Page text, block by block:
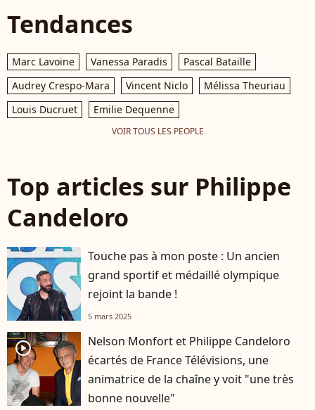
Tendances
Marc Lavoine Vanessa Paradis
Pascal Bataille
Audrey Crespo-Mara
Vincent Niclo
Mélissa Theuriau
Louis Ducruet
Emilie Dequenne
VOIR TOUS LES PEOPLE
Top articles sur Philippe
Candeloro
Touche pas à mon poste : Un ancien
grand sportif et médaillé olympique
rejoint la bande !
5 mars 2025
player2
Nelson Monfort et Philippe Candeloro
écartés de France Télévisions, une
animatrice de la chaîne y voit "une très
bonne nouvelle"